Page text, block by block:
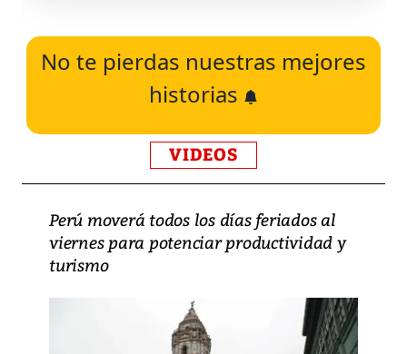
No te pierdas nuestras mejores
historias
VIDEOS
Perú moverá todos los días feriados al
viernes para potenciar productividad y
turismo